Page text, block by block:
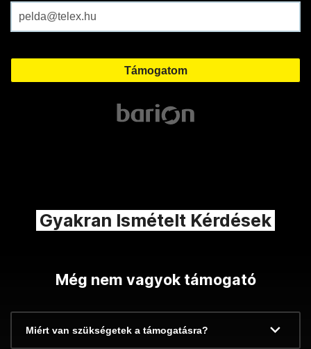
Gyakran Ismételt Kérdések
Még nem vagyok támogató
Miért van szükségetek a támogatásra?